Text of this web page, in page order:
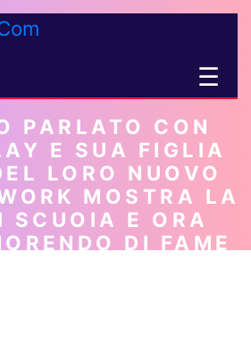
☰
PARLATO CON
E SUA FIGLIA
LORO NUOVO
MOSTRA LA
SCUOIA E ORA
DI FAME